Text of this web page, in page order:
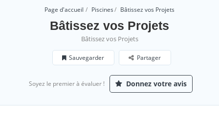
Page d'accueil Piscines Bâtissez vos Projets
Bâtissez vos Projets
Bâtissez vos Projets
Sauvegarder Partager
Soyez le premier à évaluer ! Donnez votre avis